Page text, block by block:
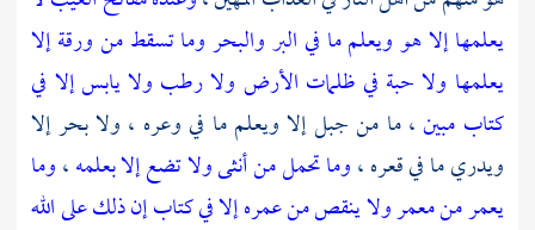
يعلمها إلا هو ويعلم ما في البر والبحر وما تسقط من ورقة إلا
يعلمها ولا حبة في ظلمات الأرض ولا رطب ولا يابس إلا في
كتاب مبين، ما من جبل إلا ويعلم ما في وعره ، ولا بحر إلا
ويدري ما في قعره ،وما تحمل من أنثى ولا تضع إلا بعلمه،وما
يعمر من معمر ولا ينقص من عمره إلا في كتاب إن ذلك على الله